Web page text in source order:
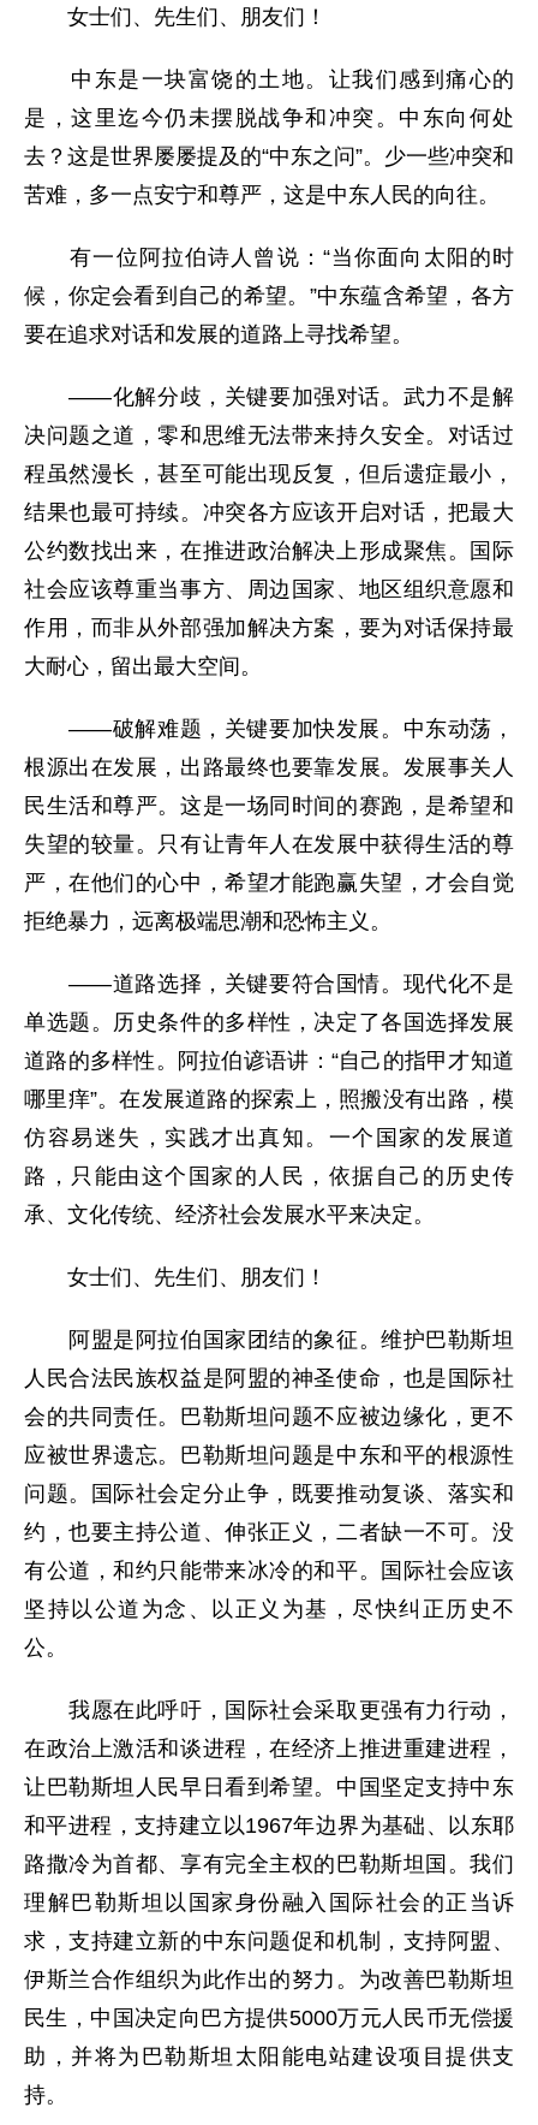
女士们、先生们、朋友们！
中东是一块富饶的土地。让我们感到痛心的
是，这里迄今仍未摆脱战争和冲突。中东向何处
去？这是世界屡屡提及的“中东之问”。少一些冲突和
苦难，多一点安宁和尊严，这是中东人民的向往。
有一位阿拉伯诗人曾说：“当你面向太阳的时
候，你定会看到自己的希望。”中东蕴含希望，各方
要在追求对话和发展的道路上寻找希望。
——化解分歧，关键要加强对话。武力不是解
决问题之道，零和思维无法带来持久安全。对话过
程虽然漫长，甚至可能出现反复，但后遗症最小，
结果也最可持续。冲突各方应该开启对话，把最大
公约数找出来，在推进政治解决上形成聚焦。国际
社会应该尊重当事方、周边国家、地区组织意愿和
作用，而非从外部强加解决方案，要为对话保持最
大耐心，留出最大空间。
——破解难题，关键要加快发展。中东动荡，
根源出在发展，出路最终也要靠发展。发展事关人
民生活和尊严。这是一场同时间的赛跑，是希望和
失望的较量。只有让青年人在发展中获得生活的尊
严，在他们的心中，希望才能跑赢失望，才会自觉
拒绝暴力，远离极端思潮和恐怖主义。
——道路选择，关键要符合国情。现代化不是
单选题。历史条件的多样性，决定了各国选择发展
道路的多样性。阿拉伯谚语讲：“自己的指甲才知道
哪里痒”。在发展道路的探索上，照搬没有出路，模
仿容易迷失，实践才出真知。一个国家的发展道
路，只能由这个国家的人民，依据自己的历史传
承、文化传统、经济社会发展水平来决定。
女士们、先生们、朋友们！
阿盟是阿拉伯国家团结的象征。维护巴勒斯坦
人民合法民族权益是阿盟的神圣使命，也是国际社
会的共同责任。巴勒斯坦问题不应被边缘化，更不
应被世界遗忘。巴勒斯坦问题是中东和平的根源性
问题。国际社会定分止争，既要推动复谈、落实和
约，也要主持公道、伸张正义，二者缺一不可。没
有公道，和约只能带来冰冷的和平。国际社会应该
坚持以公道为念、以正义为基，尽快纠正历史不
公。
我愿在此呼吁，国际社会采取更强有力行动，
在政治上激活和谈进程，在经济上推进重建进程，
让巴勒斯坦人民早日看到希望。中国坚定支持中东
和平进程，支持建立以1967年边界为基础、以东耶
路撒冷为首都、享有完全主权的巴勒斯坦国。我们
理解巴勒斯坦以国家身份融入国际社会的正当诉
求，支持建立新的中东问题促和机制，支持阿盟、
伊斯兰合作组织为此作出的努力。为改善巴勒斯坦
民生，中国决定向巴方提供5000万元人民币无偿援
助，并将为巴勒斯坦太阳能电站建设项目提供支
持。